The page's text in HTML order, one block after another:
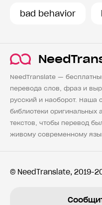
bad behavior
NeedTranslate —
перевода слов, фраз и
русский и наоборот. Наша
библиотеки оригинальных
текстов, чтобы перевод
живому современному
© NeedTranslate, 2019-